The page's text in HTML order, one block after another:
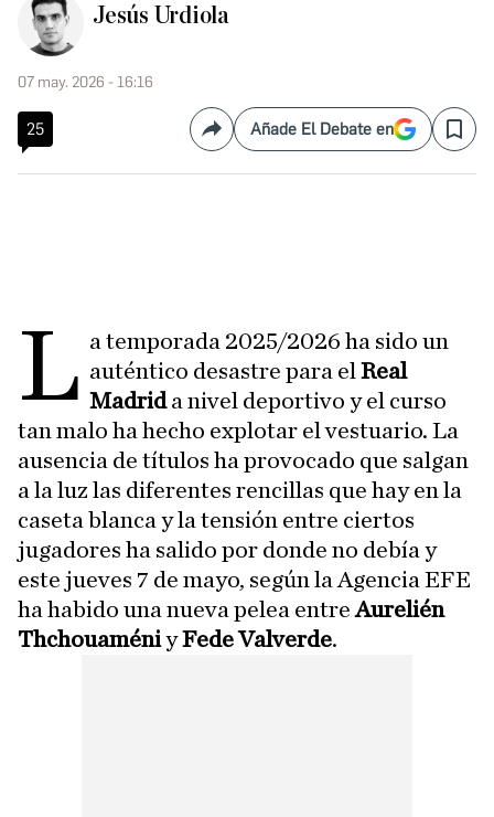
Jesús Urdiola
07 may. 2026 - 16:16
25 CompartirAñade El Debate en Save
L a temporada 2025/2026 ha sido un
auténtico desastre para elReal
Madrida nivel deportivo y el curso
tan malo ha hecho explotar el vestuario. La
ausencia de títulos ha provocado que salgan
a la luz las diferentes rencillas que hay en la
caseta blanca y la tensión entre ciertos
jugadores ha salido por donde no debía y
este jueves 7 de mayo, según la Agencia EFE
ha habido una nueva pelea entreAurelién
ThchouaméniyFede Valverde.